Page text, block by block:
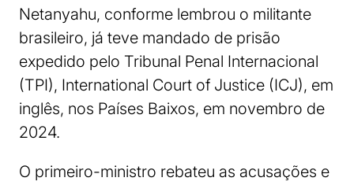
Netanyahu, conforme lembrou o militante
brasileiro, já teve mandado de prisão
expedido pelo Tribunal Penal Internacional
(TPI), International Court of Justice (ICJ), em
inglês, nos Países Baixos, em novembro de
2024.
O primeiro-ministro rebateu as acusações e